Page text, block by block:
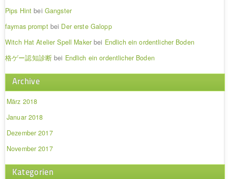
Pips Hint bei Gangster
faymas promptbei Der erste Galopp
Witch Hat Atelier Spell Maker bei Endlich ein ordentlicher Boden
格ゲー認知診断bei Endlich ein ordentlicher Boden
Archive
März 2018
Januar 2018
Dezember 2017
November 2017
Kategorien